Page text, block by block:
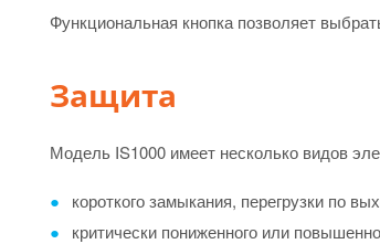
Функциональная кнопка позволяет
Защита
Модель IS1000 имеет несколько видов
короткого замыкания, перегрузки по
критически пониженного или